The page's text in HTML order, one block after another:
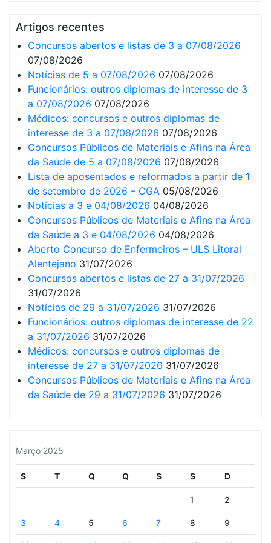
Artigos recentes
Concursos abertos e listas de 3 a 07/08/2026
07/08/2026
Notícias de 5 a 07/08/2026 07/08/2026
Funcionários: outros diplomas de interesse de 3
a 07/08/2026 07/08/2026
Médicos: concursos e outros diplomas de
interesse de 3 a 07/08/2026 07/08/2026
Concursos Públicos de Materiais e Afins na Área
da Saúde de 5 a 07/08/2026 07/08/2026
Lista de aposentados e reformados a partir de 1
de setembro de 2026 – CGA 05/08/2026
Notícias a 3 e 04/08/2026 04/08/2026
Concursos Públicos de Materiais e Afins na Área
da Saúde a 3 e 04/08/2026 04/08/2026
Aberto Concurso de Enfermeiros – ULS Litoral
Alentejano 31/07/2026
Concursos abertos e listas de 27 a 31/07/2026
31/07/2026
Notícias de 29 a 31/07/2026 31/07/2026
Funcionários: outros diplomas de interesse de 22
a 31/07/2026 31/07/2026
Médicos: concursos e outros diplomas de
interesse de 27 a 31/07/2026 31/07/2026
Concursos Públicos de Materiais e Afins na Área
da Saúde de 29 a 31/07/2026 31/07/2026
Março 2025
S T Q Q S S D
1 2
3 4 5 6 7 8 9